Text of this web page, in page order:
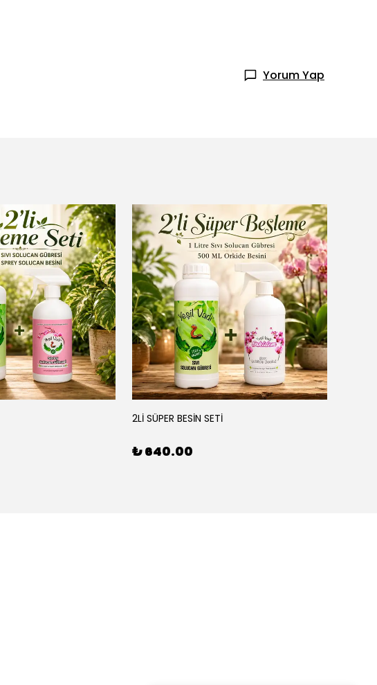
Yorum Yap
2Lİ SÜPER BESİN SETİ
₺ 640.00